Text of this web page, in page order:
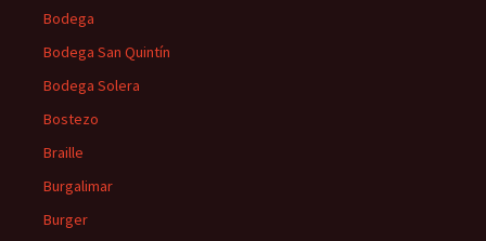
Bodega
Bodega San Quintín
Bodega Solera
Bostezo
Braille
Burgalimar
Burger